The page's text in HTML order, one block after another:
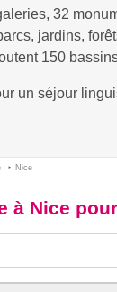
32
jardins,
150
un séjour
Nice
à Nice